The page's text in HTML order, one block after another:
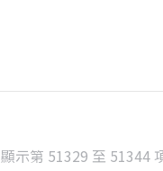
顯示第 51329 至 51344